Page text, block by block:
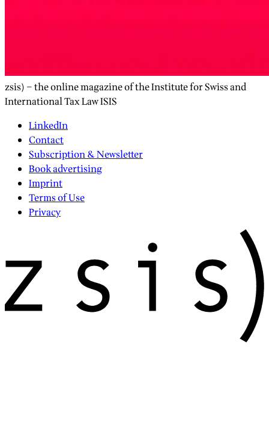
zsis) – the online magazine of the Institute for Swiss and
International Tax Law ISIS
LinkedIn
Contact
Subscription & Newsletter
Book advertising
Imprint
Terms of Use
Privacy